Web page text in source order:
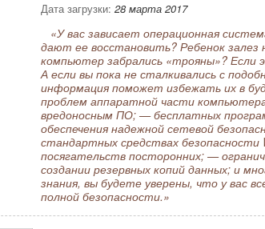
Дата загрузки: 28 марта 2017
«У вас зависает операционная
дают ее восстановить? Ребенок
компьютер забрались «трояны»? Если
А если вы пока не сталкивались с
информация поможет избежать их в
проблем аппаратной части
вредоносным ПО; — бесплатных
обеспечения надежной сетевой
стандартных средствах
посягательств посторонних; —
создании резервных копий данных; и
знания, вы будете уверены, что у вас
полной безопасности.»